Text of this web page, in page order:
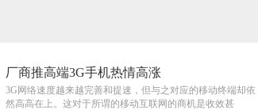
厂商推高端3G手机热情高涨
3G网络速度越来越完善和提速，但与之对应的移动终端却依
然高高在上。这对于所谓的移动互联网的商机是收效甚